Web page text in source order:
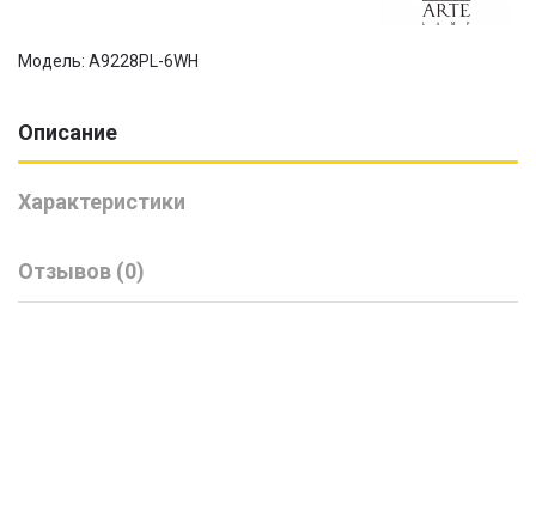
Модель: A9228PL-6WH
Описание
Характеристики
Отзывов (0)